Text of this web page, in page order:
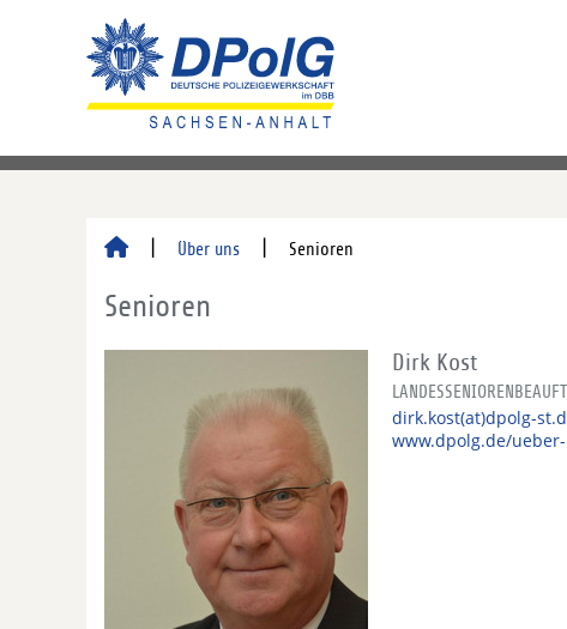
Über uns Senioren
Senioren
Dirk Kost
dirk.kost(at)dpolg-
www.dpolg.de/